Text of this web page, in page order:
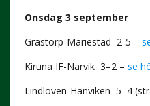
Onsdag 3 september
Grästorp-Mariestad 2-5 –
Kiruna IF-Narvik 3–2 – se
Lindlöven-Hanviken 5–4